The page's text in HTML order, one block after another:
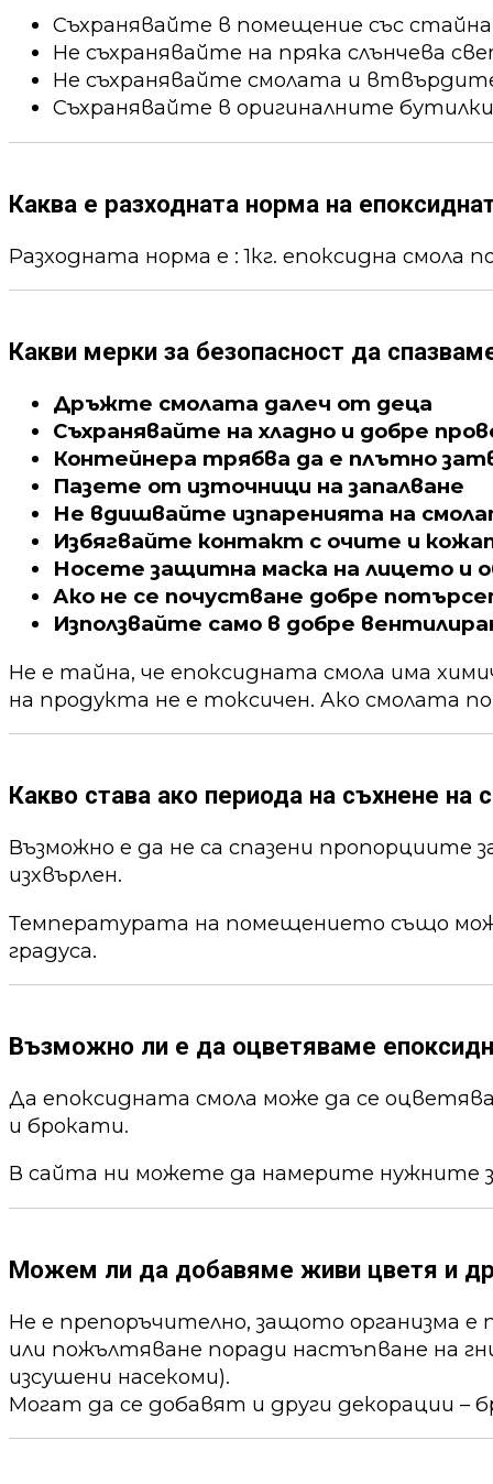
Съхранявайте в помещение със
Не съхранявайте на пряка слънчева
Не съхранявайте смолата и
Съхранявайте в оригиналните
Каква е разходната норма на
Разходната норма е : 1кг. епоксидна смола
Какви мерки за безопасност да
Дръжте смолата далеч от деца
Съхранявайте на хладно и добре
Контейнера трябва да е плътно
Пазете от източници на запалване
Не вдишвайте изпаренията на
Избягвайте контакт с очите и
Носете защитна маска на лицето и
Ако не се почустване добре
Използвайте само в добре
Не е тайна, че епоксидната смола има
на продукта не е токсичен. Ако смолата
Какво става ако периода на съхнене
Възможно е да не са спазени пропорциите
изхвърлен.
Температурата на помещението също
градуса.
Възможно ли е да оцветяваме
Да епоксидната смола може да се
и брокати.
В сайта ни можете да намерите нужните
Можем ли да добавяме живи цветя и
Не е препоръчително, защото организма
или пожълтяване поради настъпване на
изсушени насекоми).
Могат да се добавят и други декорации –